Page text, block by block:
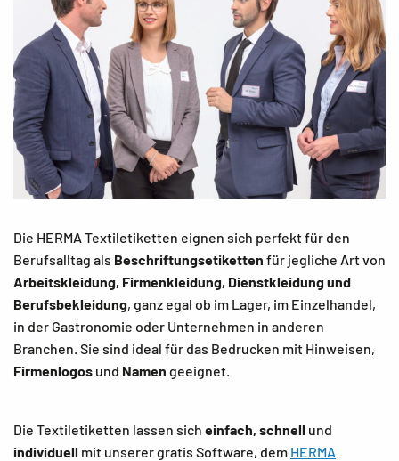
Die HERMA Textiletiketten eignen sich perfekt für den
Berufsalltag als Beschriftungsetiketten für jegliche Art von
Arbeitskleidung, Firmenkleidung, Dienstkleidung und
Berufsbekleidung, ganz egal ob im Lager, im Einzelhandel,
in der Gastronomie oder Unternehmen in anderen
Branchen. Sie sind ideal für das Bedrucken mit Hinweisen,
Firmenlogos und Namen geeignet.
Die Textiletiketten lassen sich einfach, schnell und
individuell mit unserer gratis Software, dem HERMA